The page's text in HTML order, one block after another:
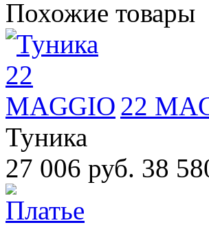
Похожие товары
22
Туника
27 006 руб. 38